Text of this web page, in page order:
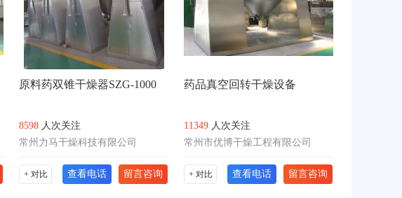
原料药双锥干燥器SZG-1000
8598 人次关注
常州力马干燥科技有限公司
+ 对比 查看电话 留言咨询
药品真空回转干燥设备
11349 人次关注
常州市优博干燥工程有限公司
+ 对比 查看电话 留言咨询